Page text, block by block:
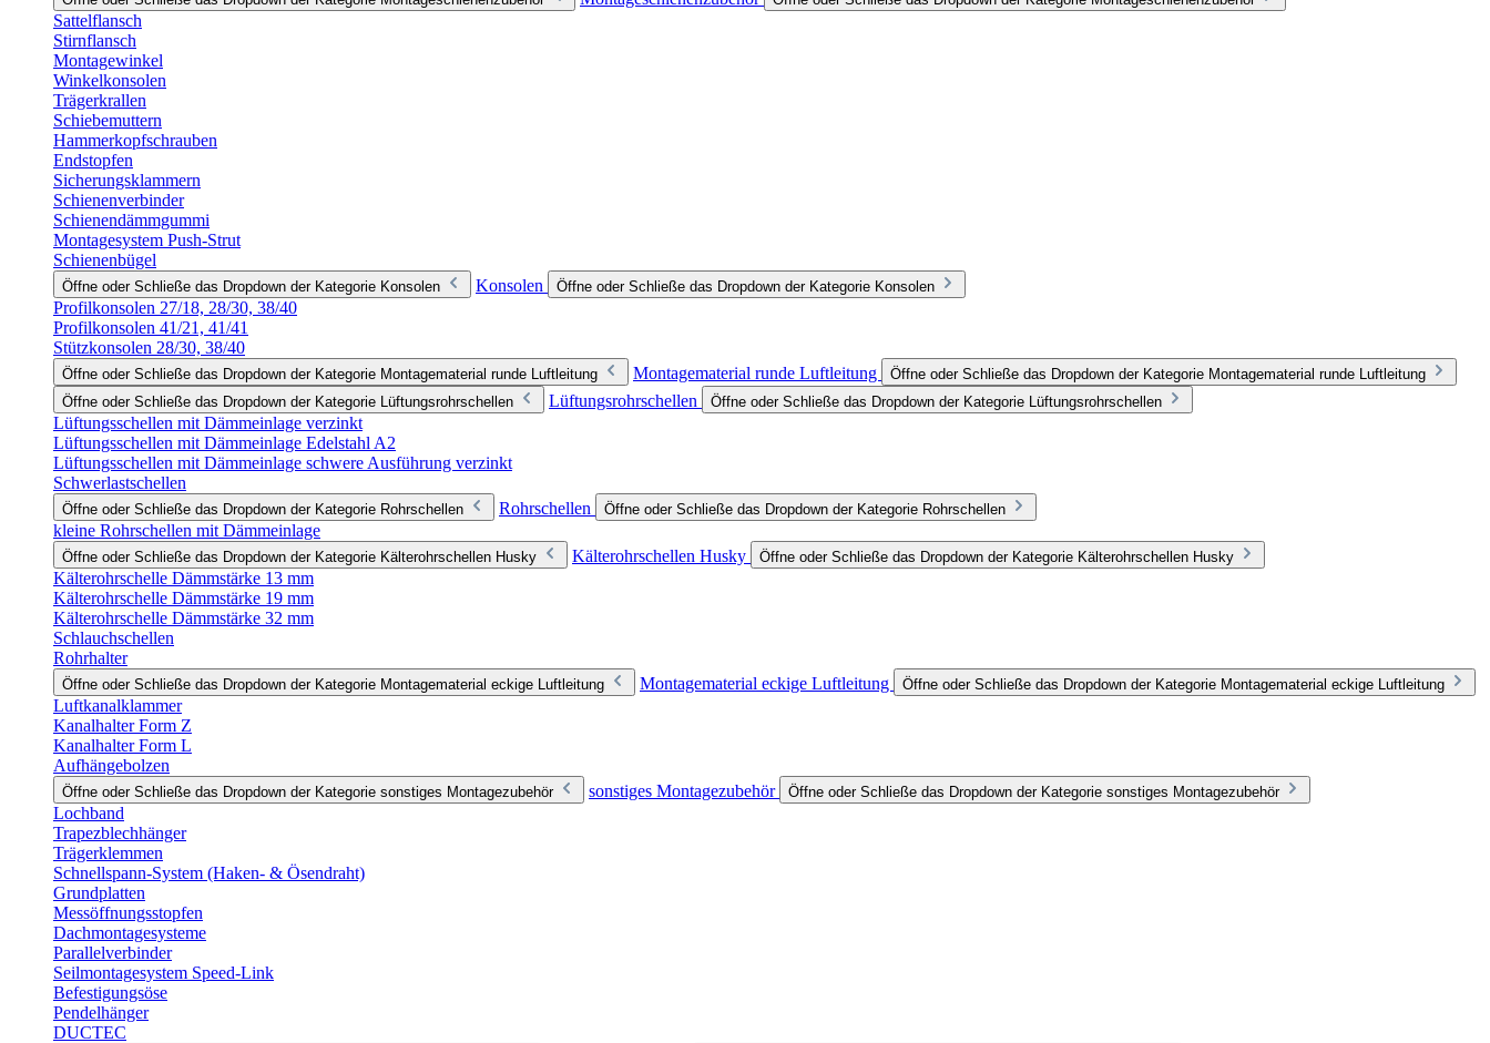
Sattelflansch
Stirnflansch
Montagewinkel
Winkelkonsolen
Trägerkrallen
Schiebemuttern
Hammerkopfschrauben
Endstopfen
Sicherungsklammern
Schienenverbinder
Schienendämmgummi
Montagesystem Push-Strut
Schienenbügel
Öffne oder Schließe das Dropdown der Kategorie Konsolen Konsolen Öffne oder Schließe das Dropdown der Kategorie Konsolen
Profilkonsolen 27/18, 28/30, 38/40
Profilkonsolen 41/21, 41/41
Stützkonsolen 28/30, 38/40
Öffne oder Schließe das Dropdown der Kategorie Montagematerial runde Luftleitung Montagematerial runde Luftleitung
Öffne oder Schließe das Dropdown der Kategorie Montagematerial runde Luftleitung
Öffne oder Schließe das Dropdown der Kategorie Lüftungsrohrschellen
Lüftungsrohrschellen Öffne oder Schließe das Dropdown der Kategorie Lüftungsrohrschellen
Lüftungsschellen mit Dämmeinlage verzinkt
Lüftungsschellen mit Dämmeinlage Edelstahl A2
Lüftungsschellen mit Dämmeinlage schwere Ausführung verzinkt
Schwerlastschellen
Öffne oder Schließe das Dropdown der Kategorie Rohrschellen Rohrschellen Öffne oder Schließe das Dropdown der Kategorie Rohrschellen
kleine Rohrschellen mit Dämmeinlage
Öffne oder Schließe das Dropdown der Kategorie Kälterohrschellen Husky Kälterohrschellen Husky Öffne oder Schließe das Dropdown der Kategorie Kälterohrschellen Husky
Kälterohrschelle Dämmstärke 13 mm
Kälterohrschelle Dämmstärke 19 mm
Kälterohrschelle Dämmstärke 32 mm
Schlauchschellen
Rohrhalter
Öffne oder Schließe das Dropdown der Kategorie Montagematerial eckige Luftleitung Montagematerial eckige Luftleitung Öffne oder Schließe das Dropdown der Kategorie Montagematerial eckige Luftleitung
Luftkanalklammer
Kanalhalter Form Z
Kanalhalter Form L
Aufhängebolzen
Öffne oder Schließe das Dropdown der Kategorie sonstiges Montagezubehör sonstiges Montagezubehör Öffne oder Schließe das Dropdown der Kategorie sonstiges Montagezubehör
Lochband
Trapezblechhänger
Trägerklemmen
Schnellspann-System (Haken- & Ösendraht)
Grundplatten
Messöffnungsstopfen
Dachmontagesysteme
Parallelverbinder
Seilmontagesystem Speed-Link
Befestigungsöse
Pendelhänger
DUCTEC